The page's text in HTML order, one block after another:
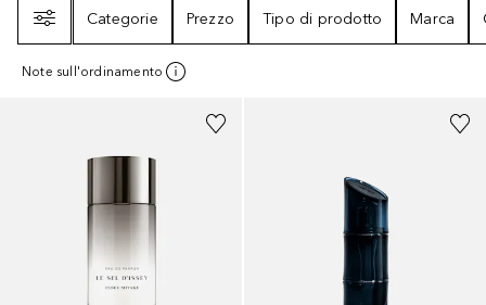
Categorie
Prezzo Tipo di prodotto Marca
Note sull'ordinamentoSponsorizzato